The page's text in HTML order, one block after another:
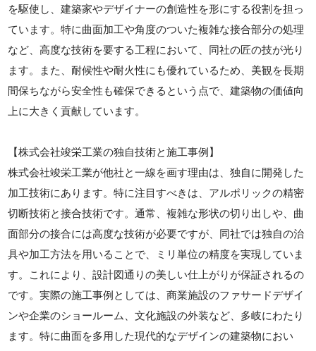
を駆使し、建築家やデザイナーの創造性を形にする役割を担っ
ています。特に曲面加工や角度のついた複雑な接合部分の処理
など、高度な技術を要する工程において、同社の匠の技が光り
ます。また、耐候性や耐火性にも優れているため、美観を長期
間保ちながら安全性も確保できるという点で、建築物の価値向
上に大きく貢献しています。
【株式会社竣栄工業の独自技術と施工事例】
株式会社竣栄工業が他社と一線を画す理由は、独自に開発した
加工技術にあります。特に注目すべきは、アルポリックの精密
切断技術と接合技術です。通常、複雑な形状の切り出しや、曲
面部分の接合には高度な技術が必要ですが、同社では独自の治
具や加工方法を用いることで、ミリ単位の精度を実現していま
す。これにより、設計図通りの美しい仕上がりが保証されるの
です。実際の施工事例としては、商業施設のファサードデザイ
ンや企業のショールーム、文化施設の外装など、多岐にわたり
ます。特に曲面を多用した現代的なデザインの建築物におい